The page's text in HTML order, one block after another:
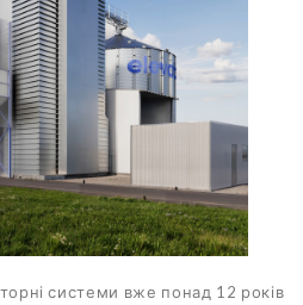
системи вже понад 12 років